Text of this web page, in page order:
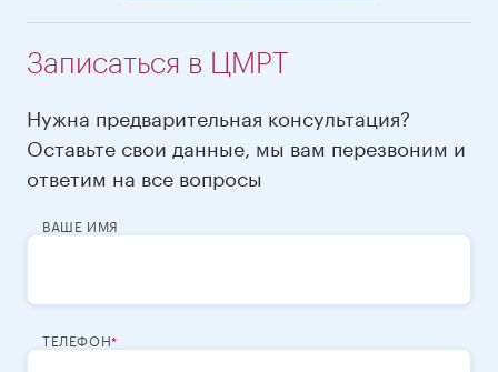
Записаться в ЦМРТ
Нужна предварительная консультация?
Оставьте свои данные, мы вам перезвоним и
ответим на все вопросы
ВАШЕ ИМЯ
ТЕЛЕФОН